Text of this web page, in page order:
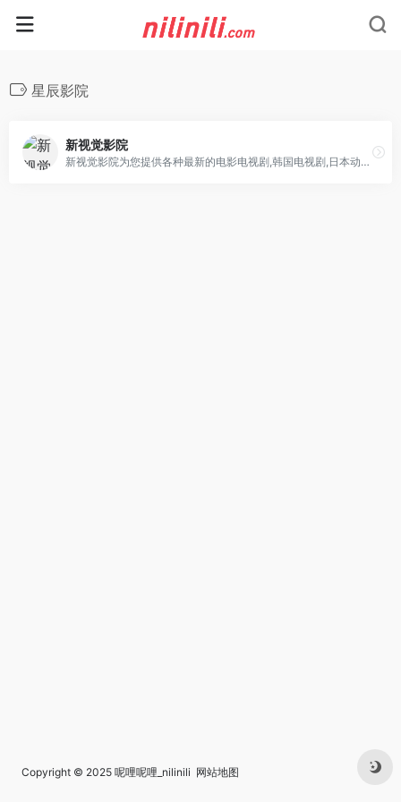
星辰影院
新视觉影院
新视觉影院为您提供各种最新的电影电视剧,韩国电视剧,日本动漫,泰剧,美剧,综艺,等在线免费观看,每日更新海量最新最热电影电视剧,新视觉影院给您更好的视频观看体验！
Copyright © 2025 呢哩呢哩_nilinili 网站地图